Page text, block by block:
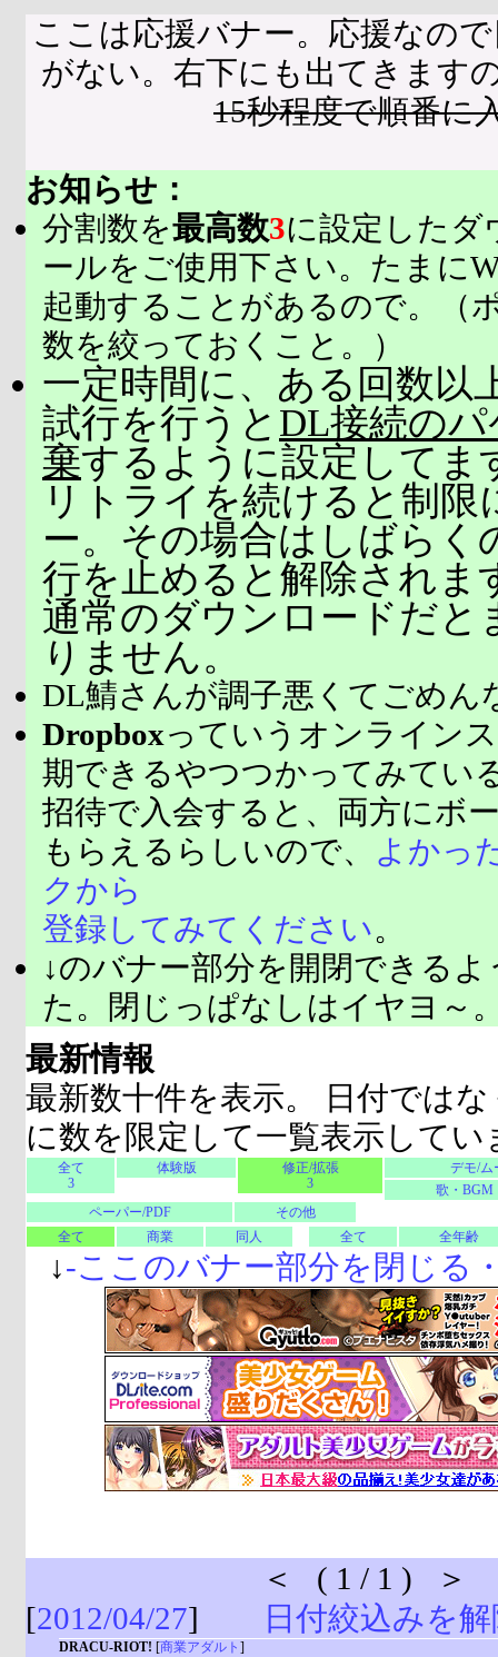
ここは応援バナー。応援なの
がない。右下にも出てきます
15秒程度で順番に
お知らせ：
分割数を最高数3に設定したダ
ールをご使用下さい。たまに
起動することがあるので。（
数を絞っておくこと。）
一定時間に、ある回数以
試行を行うと DL接続の
棄するように設定してま
リトライを続けると制限
ー。その場合はしばらく
行を止めると解除されま
通常のダウンロードだと
りません。
DL鯖さんが調子悪くてごめん
Dropboxっていうオンライン
期できるやつつかってみてい
招待で入会すると、両方にボ
もらえるらしいので、
よかっ
クから
登録してみてください。
↓のバナー部分を開閉できる
た。閉じっぱなしはイヤヨ～
最新情報
最新数十件を表示。 日付では
に数を限定して一覧表示してい
全て
3
体験版
修正/拡張
3
デモ/ム
歌・BGM
ペーパー/PDF
その他
全て
商業 同人 全て 全年齢
↓-ここのバナー部分を閉じる
＜ ( 1 / 1 ) ＞
[2012/04/27] 日付絞込みを
DRACU-RIOT! [商業アダルト ]